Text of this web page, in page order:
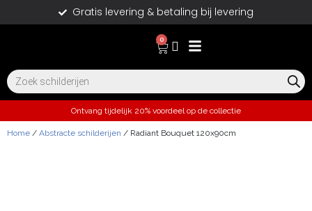
Gratis levering & betaling bij levering
0
Ontvang tijdelijk 20% voordeel op de collectie
Home / Abstracte schilderijen / Radiant Bouquet 120x90cm